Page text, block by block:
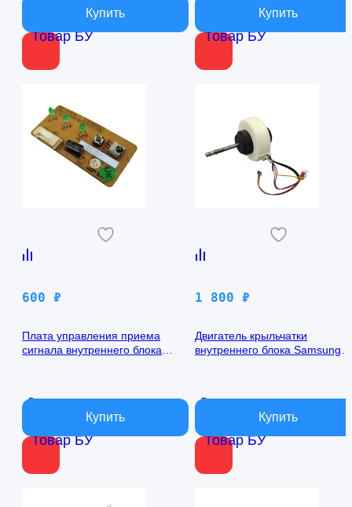
Товар БУ Товар БУ
Товар БУ
600 ₽
Плата управления приема
сигнала внутреннего блока
В наличии
Товар БУ
1 800 ₽
Двигатель крыльчатки
внутреннего блока Samsung
В наличии